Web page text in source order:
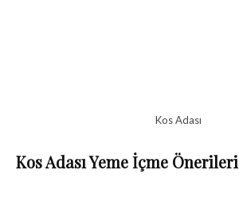
Kos Adası
Kos Adası Yeme İçme Önerileri